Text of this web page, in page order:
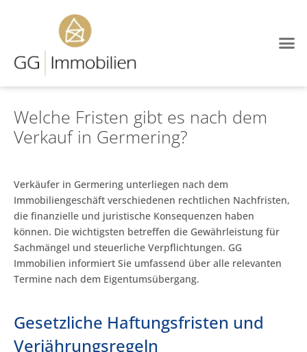
Welche Fristen gibt es nach dem
Verkauf in Germering?
Verkäufer in Germering unterliegen nach dem
Immobiliengeschäft verschiedenen rechtlichen Nachfristen,
die finanzielle und juristische Konsequenzen haben
können. Die wichtigsten betreffen die Gewährleistung für
Sachmängel und steuerliche Verpflichtungen. GG
Immobilien informiert Sie umfassend über alle relevanten
Termine nach dem Eigentumsübergang.
Gesetzliche Haftungsfristen und
Verjährungsregeln